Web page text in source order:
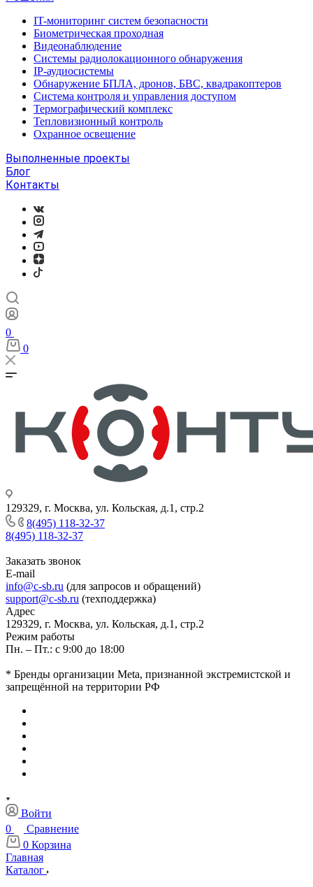
IT-мониторинг систем безопасности
Биометрическая проходная
Видеонаблюдение
Системы радиолокационного обнаружения
IP-аудиосистемы
Обнаружение БПЛА, дронов, БВС, квадракоптеров
Система контроля и управления доступом
Термографический комплекс
Тепловизионный контроль
Охранное освещение
Выполненные проекты
Блог
Контакты
0
0
129329, г. Москва, ул. Кольская, д.1, стр.2
8(495) 118-32-37
8(495) 118-32-37
Заказать звонок
E-mail
info@c-sb.ru (для запросов и обращений)
support@c-sb.ru (техподдержка)
Адрес
129329, г. Москва, ул. Кольская, д.1, стр.2
Режим работы
Пн. – Пт.: с 9:00 до 18:00
* Бренды организации Meta, признанной экстремистской и
запрещённой на территории РФ
Войти
0
Сравнение
0 Корзина
Главная
Каталог